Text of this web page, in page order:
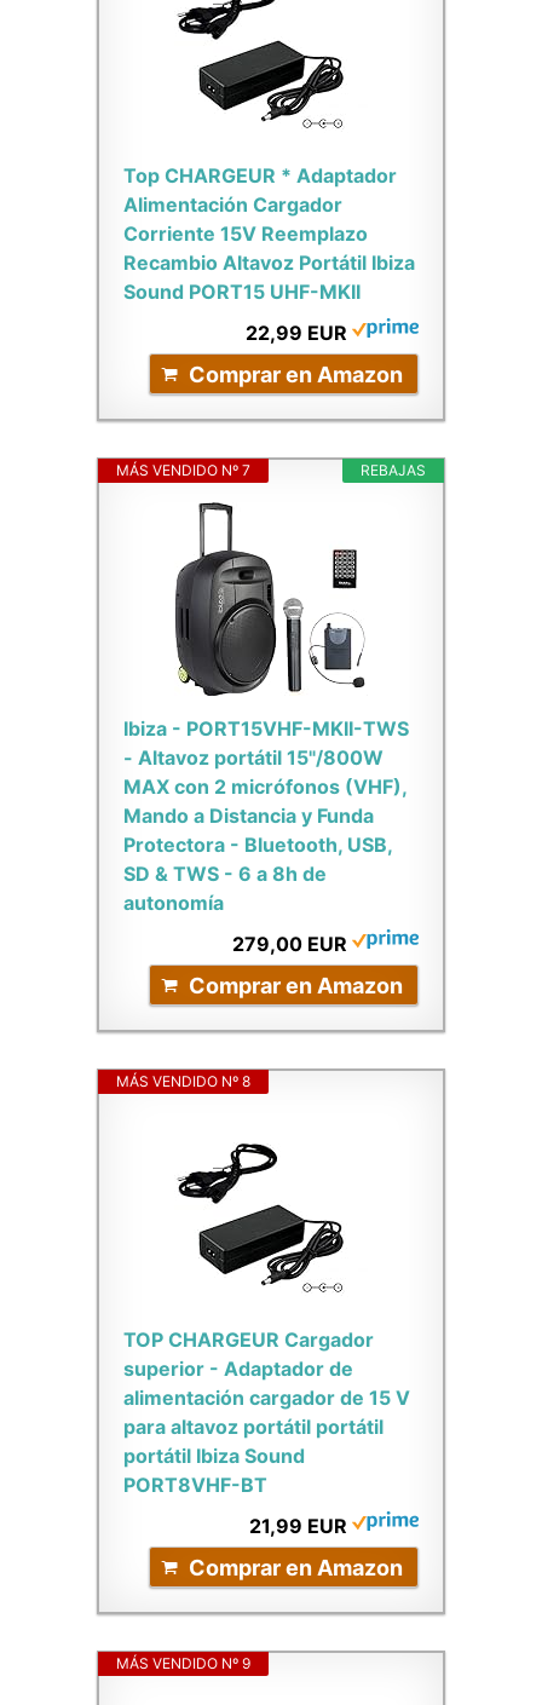
Top CHARGEUR * Adaptador
Alimentación Cargador
Corriente 15V Reemplazo
Recambio Altavoz Portátil Ibiza
Sound PORT15 UHF-MKII
22,99 EUR
Comprar en Amazon
REBAJAS
MÁS VENDIDO Nº 7
Ibiza - PORT15VHF-MKII-TWS
- Altavoz portátil 15"/800W
MAX con 2 micrófonos (VHF),
Mando a Distancia y Funda
Protectora - Bluetooth, USB,
SD & TWS - 6 a 8h de
autonomía
279,00 EUR
Comprar en Amazon
MÁS VENDIDO Nº 8
TOP CHARGEUR Cargador
superior - Adaptador de
alimentación cargador de 15 V
para altavoz portátil portátil
portátil Ibiza Sound
PORT8VHF-BT
21,99 EUR
Comprar en Amazon
MÁS VENDIDO Nº 9